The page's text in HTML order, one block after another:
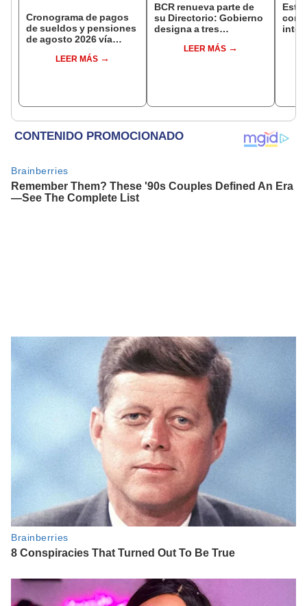
Cronograma de pagos
de sueldos y pensiones
de agosto 2026 vía
conoce las fechas de
LEER MÁS
BCR renueva parte de
su Directorio: Gobierno
designa a tres
EjecutivoLEER MÁS
Este